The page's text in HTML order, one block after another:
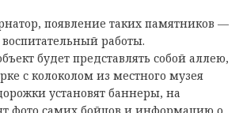
появление таких памятников —
работы.
будет представлять собой аллею,
с колоколом из местного музея
установят баннеры, на